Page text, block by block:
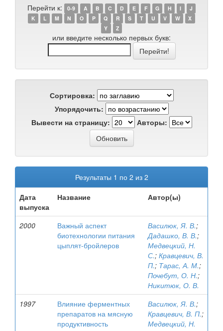
Перейти к: 0-9 A B C D E F G H I
J
K
L M N O P Q R S T U V W
X
Y
Z
или введите несколько первых букв:
Сортировка:
Упорядочить:
Вывести на страницу:
Авторы:
Результаты 1 по 2 из 2
Дата
выпуска
Название Автор(ы)
2000
Важный аспект
биотехнологии питания
цыплят-бройлеров
Василюк, Я. В.;
Дадашко, В. В.;
Медвецкий, Н.
С.; Кравцевич, В.
П.; Тарас, А. М.;
Почебут, О. Н.;
Никитюк, О. В.
1997
Влияние ферментных
препаратов на мясную
продуктивность
Василюк, Я. В.;
Кравцевич, В. П.;
Медвецкий, Н.